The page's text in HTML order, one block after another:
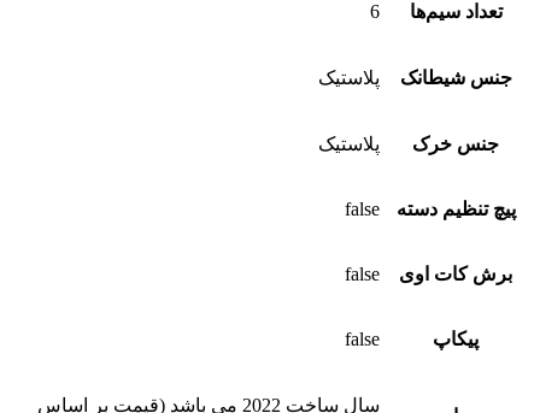
تعداد سیم‌ها 6
جنس شیطانک پلاستیک
جنس خرک پلاستیک
پیچ تنظیم دسته false
برش کات‌ اوی false
پیکاپ false
سال ساخت 2022 می باشد (قیمت بر اساس